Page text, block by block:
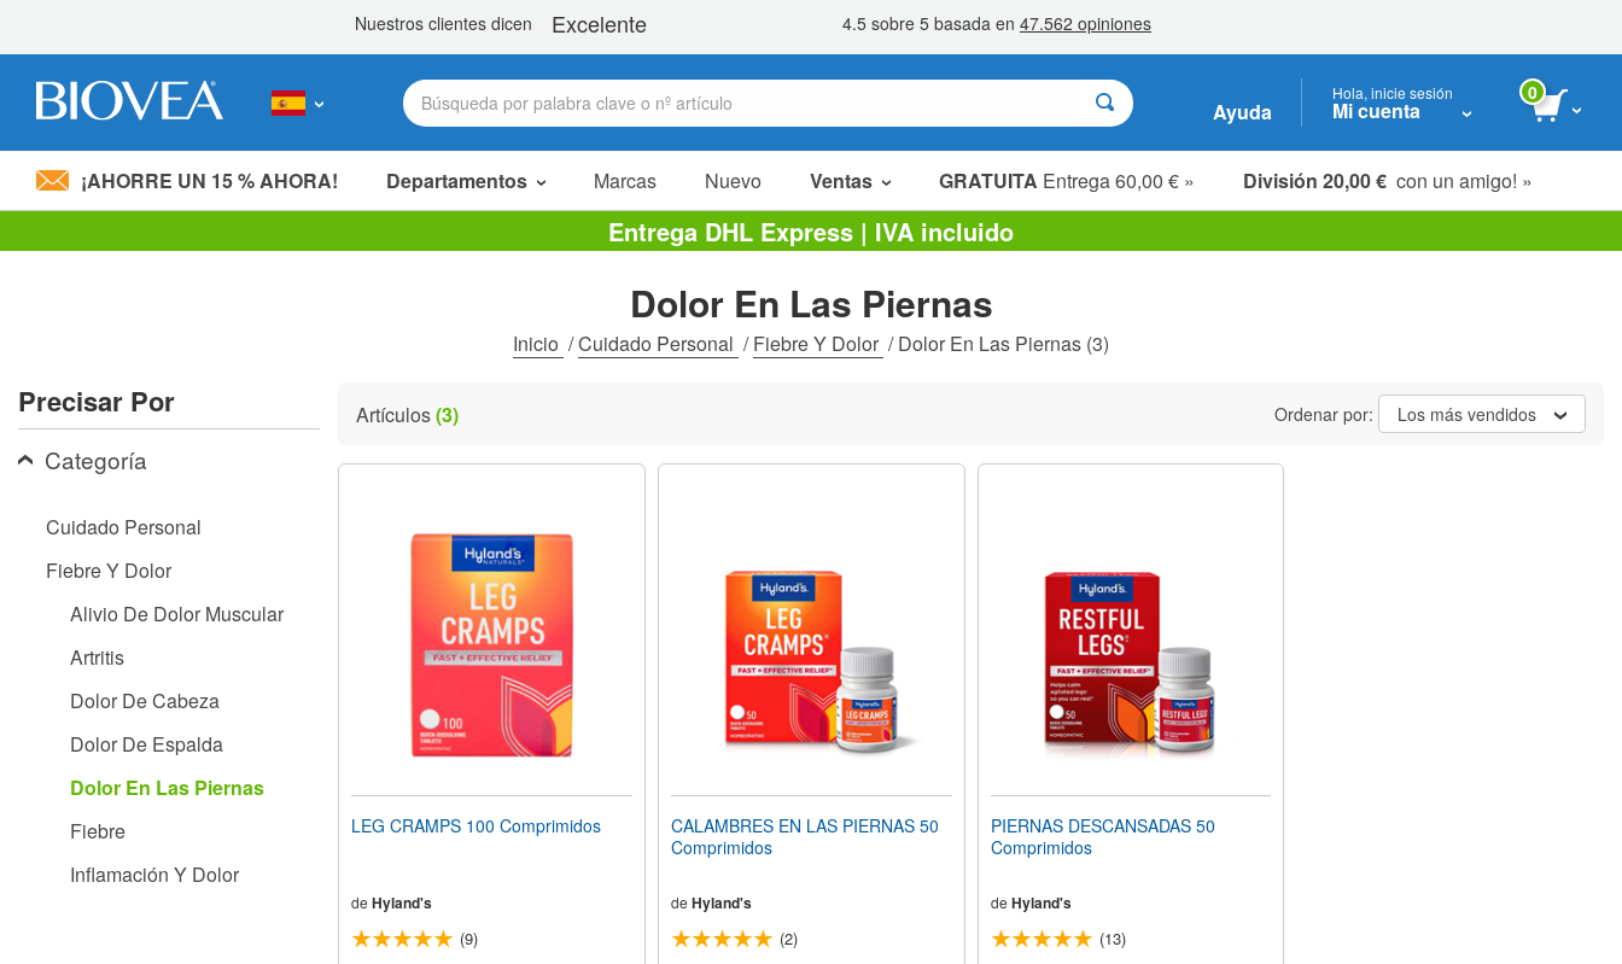
Nota:
accesibilidad.
Presione
Control-
ajustar
personas
discapacidad
pantalla;
Ayuda
Hola, inicie sesión
Mi cuenta
0
¡AHORRE UN 15 % AHORA! Departamentos Marcas Nuevo Ventas GRATUITA Entrega 60,00 € » División 20,00 € con un amigo! »
Artículos en oferta
Packs Ahorro
Liquidaciones
Entrega DHL Express | IVA incluido
Dolor En Las Piernas
Inicio /Cuidado Personal /Fiebre Y Dolor /Dolor En Las Piernas (3)
Precisar Por
Categoría
Cuidado Personal
Fiebre Y Dolor
Alivio De Dolor Muscular
Artritis
Dolor De Cabeza
Dolor De Espalda
Dolor En Las Piernas
Fiebre
Inflamación Y Dolor
Artículos(3) Ordenar por: Los más vendidos
LEG CRAMPS 100 Comprimidos
de Hyland's
(9)
CALAMBRES EN LAS PIERNAS 50
Comprimidos
de Hyland's
(2)
PIERNAS DESCANSADAS 50
Comprimidos
de Hyland's
(13)